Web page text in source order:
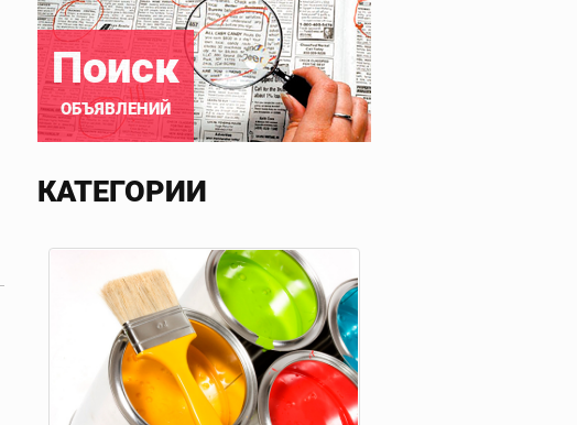
Поиск
ОБЪЯВЛЕНИЙ
КАТЕГОРИИ